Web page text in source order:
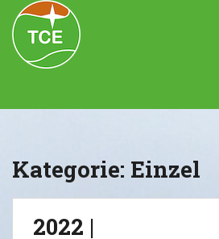
Skip to main content
Kategorie: Einzel
2022 |